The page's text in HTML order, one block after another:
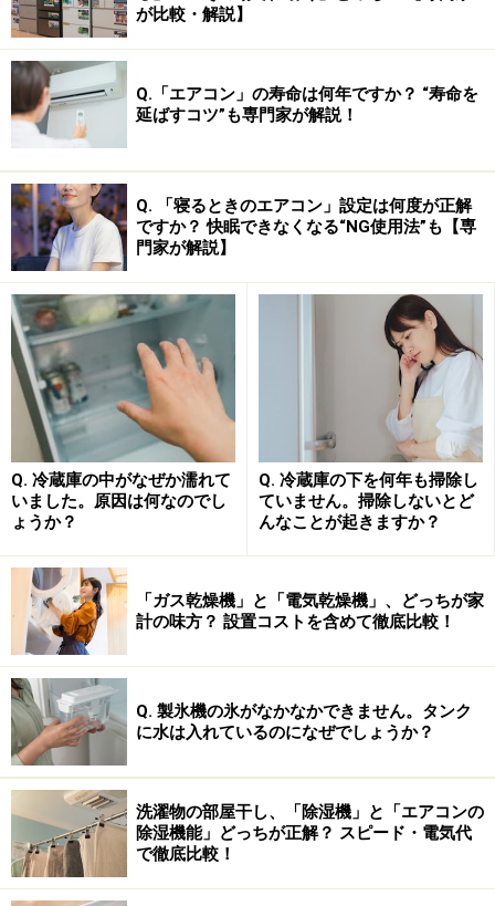
に収録された医薬品辞典です。見やすく使いやす
い、医療関係者必携の一冊です。
*E： 医療の英会話は、外国人患者が来たときにすぐ役
立つ表現集です。平易な英語で構成されていま
ます。なお書籍版はありません。
●英語系辞書(10)…
・英和辞典は、「ジーニアス
英和大辞典（音声対応
）」(*1)、「リーダーズ英和辞典」、「リーダーズ・プ
ラス」の3つ。
・和英辞典は、「ジーニアス
・英英辞典は、「オックスフォード新英英
辞典(ODE)」
(*3)、「オックスフォード現代
*1： ジーニアス
あるジーニアス英和辞典の上位版です。文法や語
法説明が充実している点はそのままに、語数や語
義がさらに豊富になった大辞典です。見出し語
が比較・解説】
Q.「エアコン」の寿命は何年ですか？ “寿命を
延ばすコツ”も専門家が解説！
Q. 「寝るときのエアコン」設定は何度が正解
ですか？ 快眠できなくなる“NG使用法”も【専
門家が解説】
Q. 冷蔵庫の中がなぜか濡れて
いました。原因は何なのでし
ょうか？
Q. 冷蔵庫の下を何年も掃除し
ていません。掃除しないとど
んなことが起きますか？
「ガス乾燥機」と「電気乾燥機」、どっちが家
計の味方？ 設置コストを含めて徹底比較！
Q. 製氷機の氷がなかなかできません。タンク
に水は入れているのになぜでしょうか？
洗濯物の部屋干し、「除湿機」と「エアコンの
除湿機能」どっちが正解？ スピード・電気代
で徹底比較！